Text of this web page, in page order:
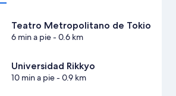
Teatro Metropolitano de Tokio
6 min a pie- 0.6 km
Universidad Rikkyo
10 min a pie- 0.9 km